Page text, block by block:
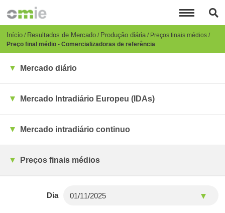
para
conteúdo
principal
Breadcrumb
Início Resultados de Mercado Produção diária Preços finais médios
Preço final médio - Comercializadoras de referência
Mercado diário
Mercado Intradiário Europeu (IDAs)
Mercado intradiário continuo
Preços finais médios
Dia